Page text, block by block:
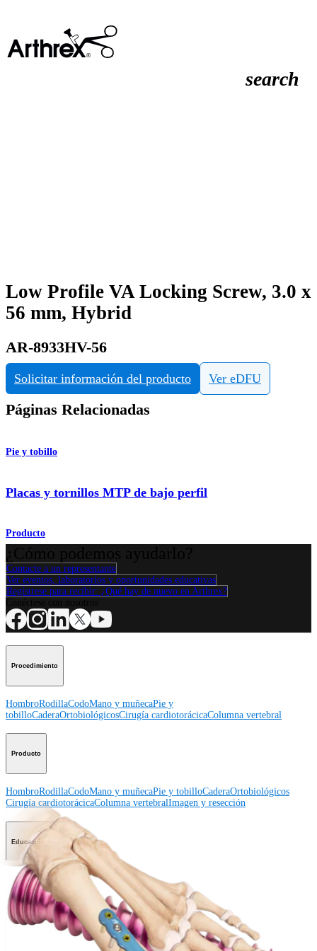
search
Low Profile VA Locking Screw, 3.0 x
56 mm, Hybrid
AR-8933HV-56
Solicitar información del producto Ver eDFU
Páginas Relacionadas
Pie y tobillo
Placas y tornillos MTP de bajo perfil
Producto
Contacte a un representante
Ver eventos, laboratorios y oportunidades educativas
Regístrese para recibir: ¿Qué hay de nuevo en Arthrex?
Procedimiento
HombroRodillaCodoMano y muñecaPie y
tobilloCaderaOrtobiológicosCirugía cardiotorácicaColumna vertebral
Producto
HombroRodillaCodoMano y muñecaPie y tobilloCaderaOrtobiológicos
Cirugía cardiotorácicaColumna vertebralImagen y resección
Educación médica
Educación médica Descripción de cursosCalendario de cursos
Ubicaciones
Nuestro departamento de educación médica